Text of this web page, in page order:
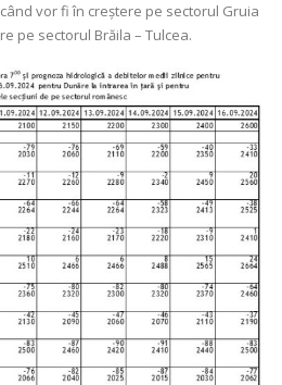
vor fi în creștere pe sectorul Gruia
pe sectorul Brăila – Tulcea.